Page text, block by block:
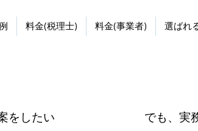
料金(税理士) 料金(事業者) 選ばれ
でも、実
をしたい